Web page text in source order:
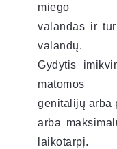
miego
valandas ir
valandų.
Gydytis
matomos
genitalijų arba
arba
laikotarpį.